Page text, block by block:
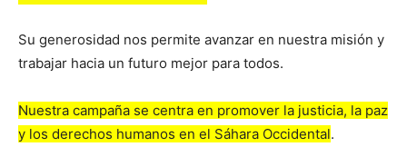
Su generosidad nos permite avanzar en nuestra misión y
trabajar hacia un futuro mejor para todos.
Nuestra campaña se centra en promover la justicia, la paz
y los derechos humanos en el Sáhara Occidental.